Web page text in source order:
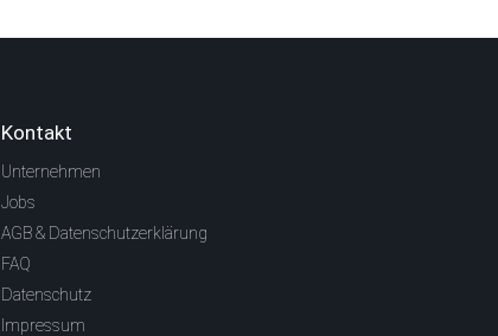
Kontakt
Unternehmen
Jobs
AGB & Datenschutzerklärung
FAQ
Datenschutz
Impressum